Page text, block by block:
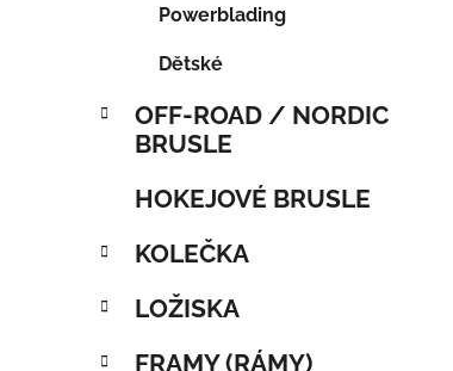
Powerblading
Dětské
OFF-ROAD / NORDIC
BRUSLE
HOKEJOVÉ BRUSLE
KOLEČKA
LOŽISKA
FRAMY (RÁMY)